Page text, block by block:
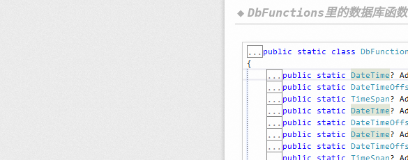
DbFunctions里的数据库函数